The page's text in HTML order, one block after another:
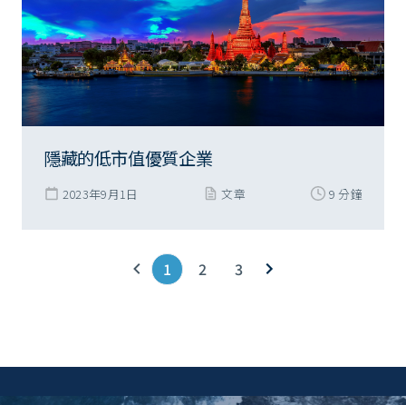
隱藏的低市值優質企業
2023年9月1日 文章 9 分鐘
上一頁
1 2
3